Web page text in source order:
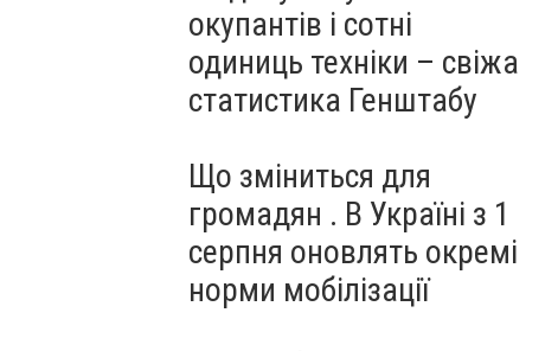
окупантів і сотні
одиниць техніки – свіжа
статистика Генштабу
Що зміниться для
громадян . В Україні з 1
серпня оновлять окремі
норми мобілізації